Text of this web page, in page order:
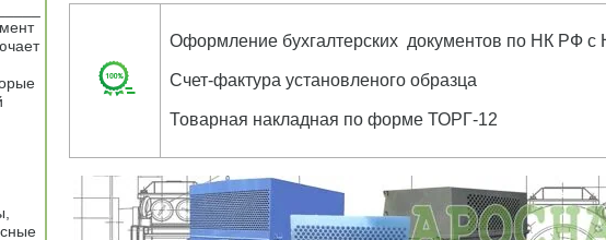
Оформление бухгалтерских документов по НК РФ с
Счет-фактура установленого образца
Товарная накладная по форме ТОРГ-12